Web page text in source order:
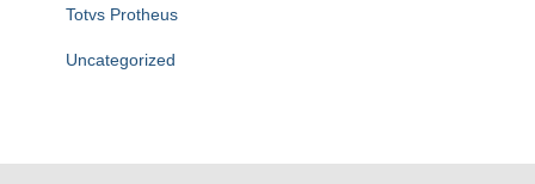
Totvs Protheus
Uncategorized